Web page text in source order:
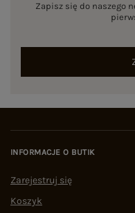
Zapisz się do naszego
INFORMACJE O BUTIK
Zarejestruj się
Koszyk